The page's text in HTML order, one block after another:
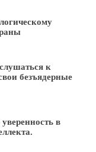
к
безъядерные
в